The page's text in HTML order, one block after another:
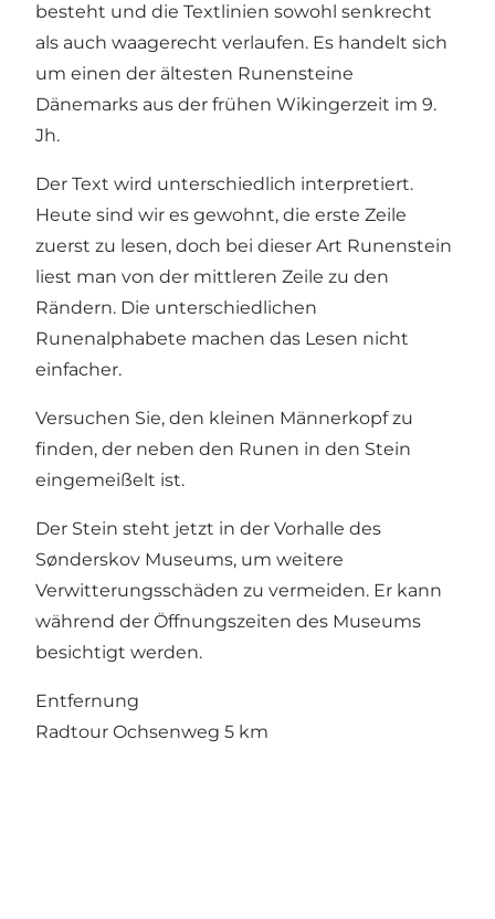
besteht und die Textlinien sowohl senkrecht
als auch waagerecht verlaufen. Es handelt sich
um einen der ältesten Runensteine
Dänemarks aus der frühen Wikingerzeit im 9.
Jh.
Der Text wird unterschiedlich interpretiert.
Heute sind wir es gewohnt, die erste Zeile
zuerst zu lesen, doch bei dieser Art Runenstein
liest man von der mittleren Zeile zu den
Rändern. Die unterschiedlichen
Runenalphabete machen das Lesen nicht
einfacher.
Versuchen Sie, den kleinen Männerkopf zu
finden, der neben den Runen in den Stein
eingemeißelt ist.
Der Stein steht jetzt in der Vorhalle des
Sønderskov Museums, um weitere
Verwitterungsschäden zu vermeiden. Er kann
während der Öffnungszeiten des Museums
besichtigt werden.
Entfernung
Radtour Ochsenweg 5 km